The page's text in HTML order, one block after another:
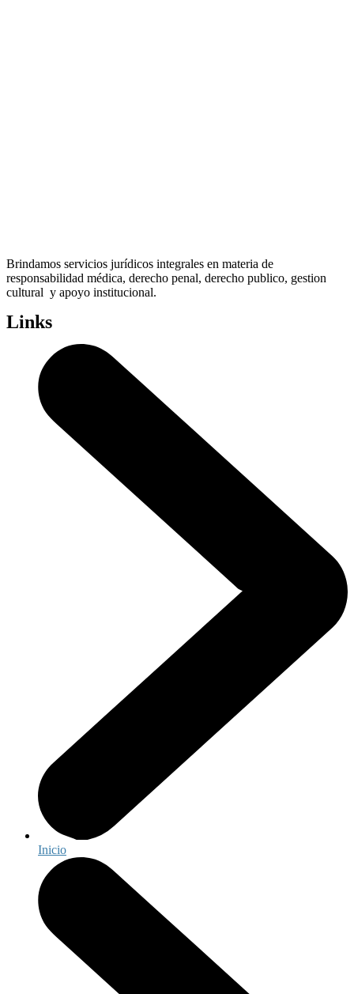
Brindamos servicios jurídicos integrales en materia de
responsabilidad médica, derecho penal, derecho publico, gestion
cultural y apoyo institucional.
Links
Inicio